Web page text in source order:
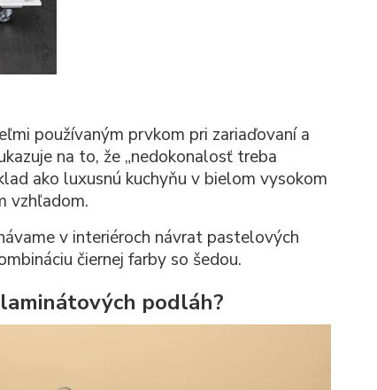
používaným prvkom pri zariaďovaní a
na to, že „nedokonalosť treba
ako luxusnú kuchyňu v bielom vysokom
vzhľadom.
v interiéroch návrat pastelových
čiernej farby so šedou.
podláh?